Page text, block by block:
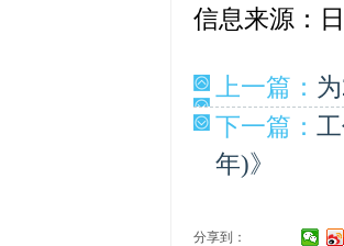
信息来源：
上一篇：
下一篇：
年)》
分享到：